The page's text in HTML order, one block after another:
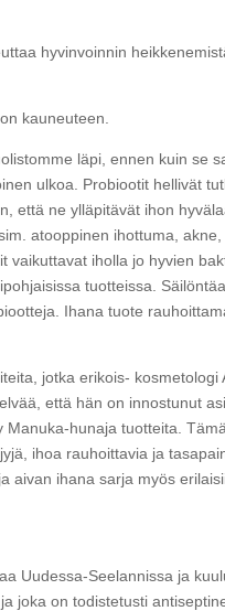
hyvinvoinnin
kauneuteen.
läpi, ennen kuin se
ulkoa. Probiootit hellivät
että ne ylläpitävät ihon
atooppinen ihottuma,
vaikuttavat iholla jo hyvien
tuotteissa.
Ihana tuote
jotka erikois- kosmetologi
että hän on innostunut
hunaja tuotteita.
ihoa rauhoittavia ja
ihana sarja myös
Uudessa-Seelannissa ja
joka on todistetusti